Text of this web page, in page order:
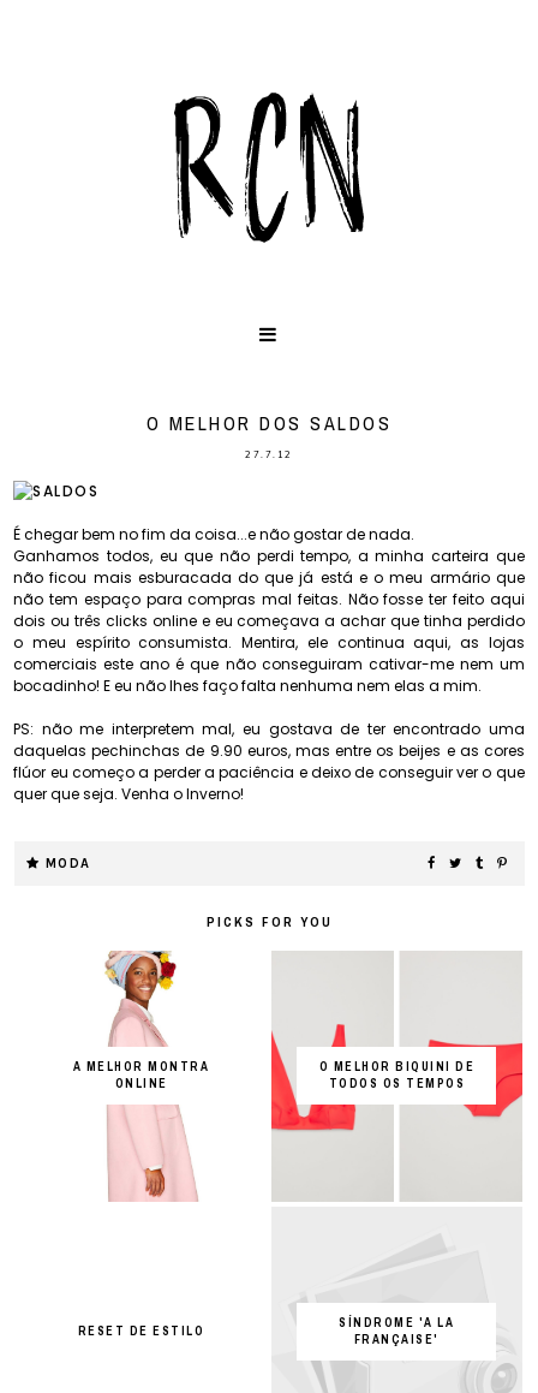
O MELHOR DOS SALDOS
27.7.12
É chegar bem no fim da coisa...e não gostar de nada.
Ganhamos todos, eu que não perdi tempo, a minha carteira que
não ficou mais esburacada do que já está e o meu armário que
não tem espaço para compras mal feitas. Não fosse ter feito aqui
dois ou três clicks online e eu começava a achar que tinha perdido
o meu espírito consumista. Mentira, ele continua aqui, as lojas
comerciais este ano é que não conseguiram cativar-me nem um
bocadinho! E eu não lhes faço falta nenhuma nem elas a mim.
PS: não me interpretem mal, eu gostava de ter encontrado uma
daquelas pechinchas de 9.90 euros, mas entre os beijes e as cores
flúor eu começo a perder a paciência e deixo de conseguir ver o que
quer que seja. Venha o Inverno!
MODA
PICKS FOR YOU
A MELHOR MONTRA
ONLINE
O MELHOR BIQUINI DE
TODOS OS TEMPOS
RESET DE ESTILO
SÍNDROME 'A LA
FRANÇAISE'